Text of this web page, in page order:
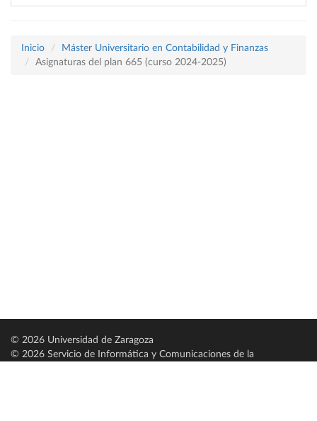
Inicio
Máster Universitario en Contabilidad y Finanzas
Asignaturas del plan 665 (curso 2024-2025)
© 2026 Universidad de Zaragoza
© 2026 Servicio de Informática y Comunicaciones de la